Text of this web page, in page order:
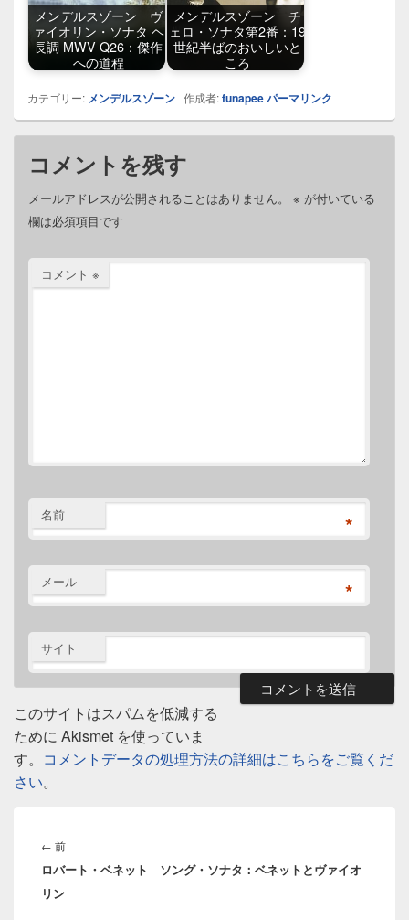
メンデルスゾーン ヴ
ァイオリン・ソナタ ヘ
長調 MWV Q26：傑作
への道程
メンデルスゾーン チ
ェロ・ソナタ第2番：19
世紀半ばのおいしいと
ころ
カテゴリー: メンデルスゾーン 作成者:funapeeパーマリンク
コメントを残す
メールアドレスが公開されることはありません。 ※ が付いている
欄は必須項目です
コメント ※
名前 *
メール *
サイト
このサイトはスパムを低減する
ために Akismet を使っていま
す。 コメントデータの処理方法の詳細はこちらをご覧くだ
さい。
稿
ナ
ビ
ゲ
← 前前
の
ロバート・ベネット ソング・ソナタ：ベネットとヴァイオ
リン